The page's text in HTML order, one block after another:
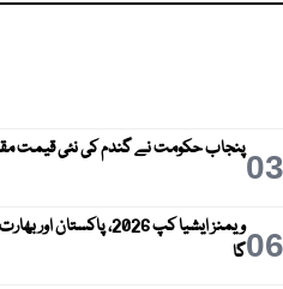
03پنجاب حکومت نے گندم کی نئی قیمت
06
ویمنز ایشیا کپ 2026،
گا